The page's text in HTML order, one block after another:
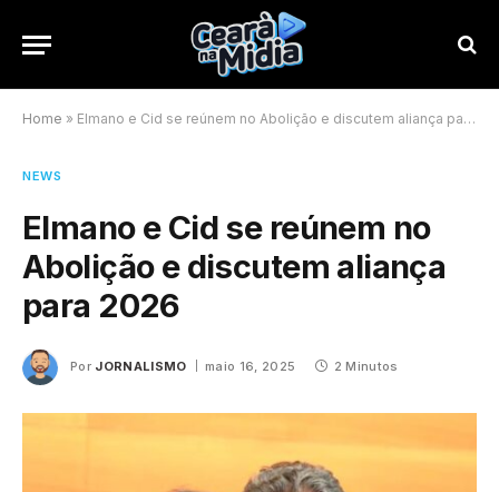
Home » Elmano e Cid se reúnem no Abolição e discutem aliança para 2026
NEWS
Elmano e Cid se reúnem no
Abolição e discutem aliança
para 2026
Por JORNALISMO maio 16, 2025 2 Minutos